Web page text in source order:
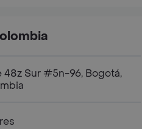
48z Sur #5n-96, Bogotá,